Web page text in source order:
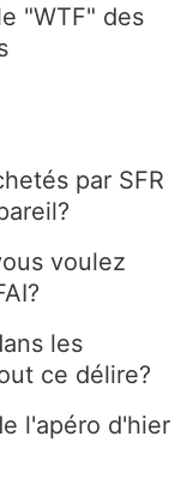
"WTF" des
par SFR
voulez
les
ce délire?
l'apéro d'hier